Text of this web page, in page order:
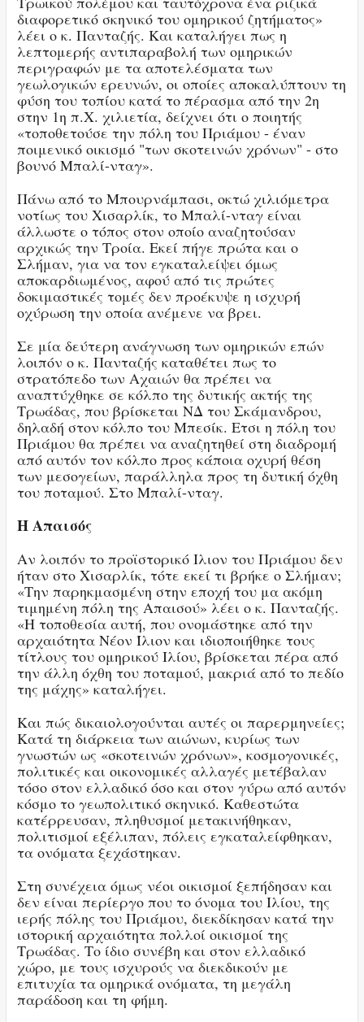
διαφορετικό σκηνικό του ομηρικού ζητήματος»
λέει ο κ. Πανταζής. Και καταλήγει πως η
λεπτομερής αντιπαραβολή των ομηρικών
περιγραφών με τα αποτελέσματα των
γεωλογικών ερευνών, οι οποίες αποκαλύπτουν τη
φύση του τοπίου κατά το πέρασμα από την 2η
στην 1η π.Χ. χιλιετία, δείχνει ότι ο ποιητής
«τοποθετούσε την πόλη του Πριάμου - έναν
ποιμενικό οικισμό "των σκοτεινών χρόνων" - στο
βουνό Μπαλί-νταγ».
Πάνω από το Μπουρνάμπασι, οκτώ χιλιόμετρα
νοτίως του Χισαρλίκ, το Μπαλί-νταγ είναι
άλλωστε ο τόπος στον οποίο αναζητούσαν
αρχικώς την Τροία. Εκεί πήγε πρώτα και ο
Σλήμαν, για να τον εγκαταλείψει όμως
αποκαρδιωμένος, αφού από τις πρώτες
δοκιμαστικές τομές δεν προέκυψε η ισχυρή
οχύρωση την οποία ανέμενε να βρει.
Σε μία δεύτερη ανάγνωση των ομηρικών επών
λοιπόν ο κ. Πανταζής καταθέτει πως το
στρατόπεδο των Αχαιών θα πρέπει να
αναπτύχθηκε σε κόλπο της δυτικής ακτής της
Τρωάδας, που βρίσκεται ΝΔ του Σκάμανδρου,
δηλαδή στον κόλπο του Μπεσίκ. Ετσι η πόλη του
Πριάμου θα πρέπει να αναζητηθεί στη διαδρομή
από αυτόν τον κόλπο προς κάποια οχυρή θέση
των μεσογείων, παράλληλα προς τη δυτική όχθη
του ποταμού. Στο Μπαλί-νταγ.
Η Απαισός
Αν λοιπόν το προϊστορικό Ιλιον του Πριάμου δεν
ήταν στο Χισαρλίκ, τότε εκεί τι βρήκε ο Σλήμαν;
«Την παρηκμασμένη στην εποχή του μα ακόμη
τιμημένη πόλη της Απαισού» λέει ο κ. Πανταζής.
«Η τοποθεσία αυτή, που ονομάστηκε από την
αρχαιότητα Νέον Ίλιον και ιδιοποιήθηκε τους
τίτλους του ομηρικού Ιλίου, βρίσκεται πέρα από
την άλλη όχθη του ποταμού, μακριά από το πεδίο
της μάχης» καταλήγει.
Και πώς δικαιολογούνται αυτές οι παρερμηνείες;
Κατά τη διάρκεια των αιώνων, κυρίως των
γνωστών ως «σκοτεινών χρόνων», κοσμογονικές,
πολιτικές και οικονομικές αλλαγές μετέβαλαν
τόσο στον ελλαδικό όσο και στον γύρω από αυτόν
κόσμο το γεωπολιτικό σκηνικό. Καθεστώτα
κατέρρευσαν, πληθυσμοί μετακινήθηκαν,
πολιτισμοί εξέλιπαν, πόλεις εγκαταλείφθηκαν,
τα ονόματα ξεχάστηκαν.
Στη συνέχεια όμως νέοι οικισμοί ξεπήδησαν και
δεν είναι περίεργο που το όνομα του Ιλίου, της
ιερής πόλης του Πριάμου, διεκδίκησαν κατά την
ιστορική αρχαιότητα πολλοί οικισμοί της
Τρωάδας. Το ίδιο συνέβη και στον ελλαδικό
χώρο, με τους ισχυρούς να διεκδικούν με
επιτυχία τα ομηρικά ονόματα, τη μεγάλη
παράδοση και τη φήμη.